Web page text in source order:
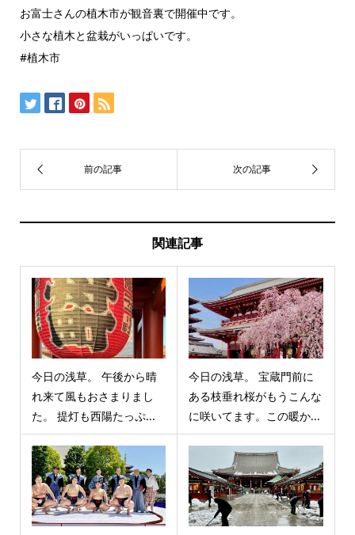
お富士さんの植木市が観音裏で開催中です。
小さな植木と盆栽がいっぱいです。
#植木市
関連記事
今日の浅草。 午後から晴
れ来て風もおさまりまし
た。 提灯も西陽たっぷ...
今日の浅草。 宝蔵門前に
ある枝垂れ桜がもうこんな
に咲いてます。この暖か...